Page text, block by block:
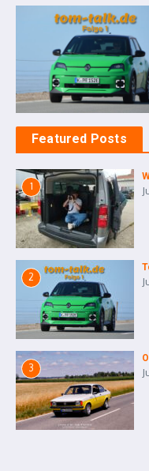
Featured Posts
1
2
3